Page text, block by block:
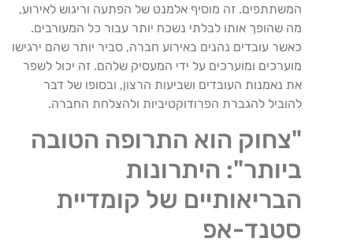
המשתתפים. זה מוסיף אלמנט של הפתעה וריגוש לאירוע,
מה שהופך אותו לבלתי נשכח יותר עבור כל המעורבים.
כאשר עובדים נהנים באירוע חברה, סביר יותר שהם ירגישו
מוערכים ומוערכים על ידי המעסיק שלהם. זה יכול לשפר
את נאמנות העובדים ושביעות הרצון, ובסופו של דבר
להוביל להגברת הפרודוקטיביות ולהצלחת החברה.
"צחוק הוא התרופה הטובה
ביותר": היתרונות
הבריאותיים של קומדיית
סטנד-אפ